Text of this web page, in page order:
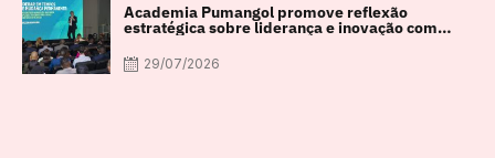
Academia Pumangol promove reflexão
estratégica sobre liderança e inovação com
29/07/2026